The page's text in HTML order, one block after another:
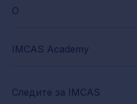
О
IMCAS Academy
Следите за IMCAS